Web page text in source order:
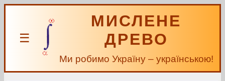
☰
МИСЛЕНЕ
ДРЕВО
Ми робимо Україну – українською!